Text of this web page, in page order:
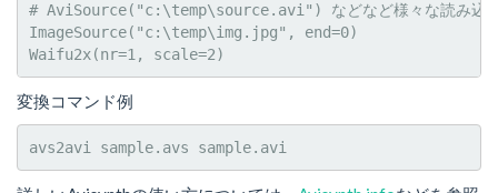
# AviSource("c:\temp\source.avi") などなど様々な読み込
ImageSource("c:\temp\img.jpg", end=0)
Waifu2x(nr=1, scale=2)
変換コマンド例
avs2avi sample.avs sample.avi